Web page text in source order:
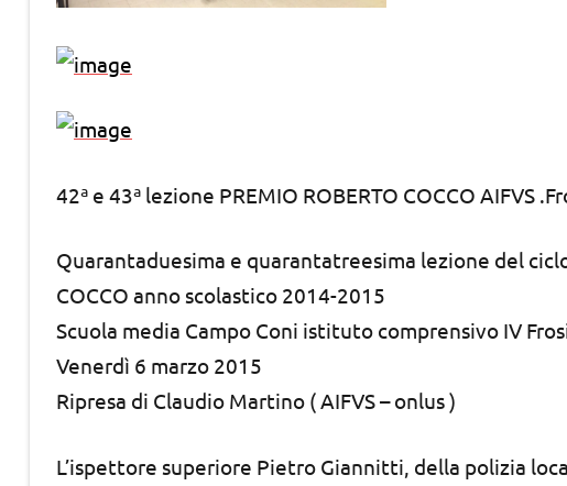
42ª e 43ª lezione PREMIO ROBERTO COCCO AIFVS
Quarantaduesima e quarantatreesima lezione del
COCCO anno scolastico 2014-2015
Scuola media Campo Coni istituto comprensivo IV
Venerdì 6 marzo 2015
Ripresa di Claudio Martino ( AIFVS – onlus )
L’ispettore superiore Pietro Giannitti, della polizia